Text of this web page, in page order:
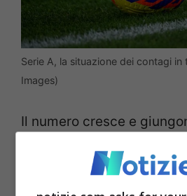
Serie A, la situazione dei contagi in
Images)
Il numero cresce e
nuovi controlli che
punto essere